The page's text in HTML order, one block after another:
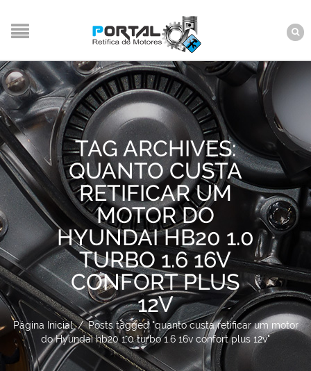
TAG ARCHIVES:
QUANTO CUSTA
RETIFICAR UM
MOTOR DO
HYUNDAI HB20 1.0
TURBO 1.6 16V
CONFORT PLUS
12V
Página Inicial / Posts tagged "quanto custa retificar um motor
do Hyundai hb20 1.0 turbo 1.6 16v confort plus 12v"